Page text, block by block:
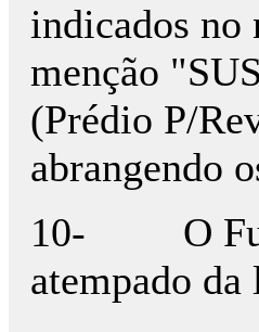
indicados no
menção
(Prédio P/
abrangendo
10-
O
atempado